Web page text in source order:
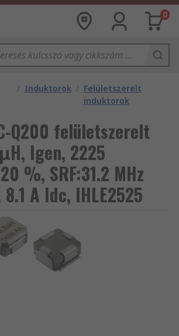
0
/ Induktorok / Felületszerelt
induktorok
Q200 felületszerelt
Igen, 2225
%, SRF:31.2 MHz
A Idc, IHLE2525